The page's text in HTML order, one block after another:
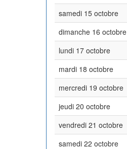
samedi 15 octobre
dimanche 16 octobre
lundi 17 octobre
mardi 18 octobre
mercredi 19 octobre
jeudi 20 octobre
vendredi 21 octobre
samedi 22 octobre